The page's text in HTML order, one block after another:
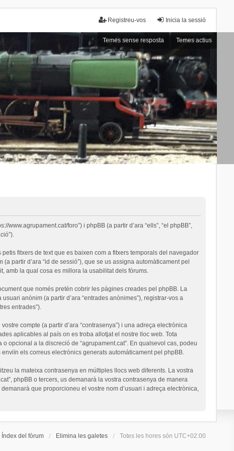
Inicia la sessió
Registreu-vos
Temes sense resposta Temes actius
foro”) i phpBB (a partir d’ara “ells”, “el phpBB”,
fitxers de text que es baixen com a fitxers temporals del navegador
partir d’ara “id de sessió”), que se us assigna automàticament pel
amb la qual cosa es millora la usabilitat dels fòrums.
que només pretén cobrir les pàgines creades pel phpBB. La
anònim (a partir d’ara “entrades anònimes”), registrar-vos a
entrades”).
compte (a partir d’ara “contrasenya”) i una adreça electrònica
aplicables al país on es troba allotjat el nostre lloc web. Tota
opcional a la discreció de “agrupament.cat”. En qualsevol cas, podeu
els correus electrònics generats automàticament pel phpBB.
la mateixa contrasenya en múltiples llocs web diferents. La vostra
phpBB o tercers, us demanarà la vostra contrasenya de manera
que proporcioneu el vostre nom d’usuari i adreça electrònica,
Índex del fòrum Elimina les galetes Totes les hores són UTC+02:00